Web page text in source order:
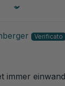
immer